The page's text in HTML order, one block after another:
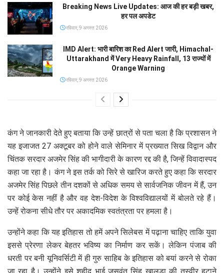
Breaking News Live Updates: आज की हर बड़ी खबर,
हर पल अपडेट
रविवार, 9 अगस्त 2026
IMD Alert: भारी बारिश का Red Alert जारी, Himachal-
Uttarakhand में Very Heavy Rainfall, 13 राज्यों में
Orange Warning
रविवार, 9 अगस्त 2026
कंग ने जानकारी देते हुए बताया कि उन्हें छात्रों से पता चला है कि प्रशासन ने
यह इजाजत 27 अक्टूबर को होने वाले सेमिनार में प्रख्यात सिख विद्वान और
चिंतक सरदार अजमेर सिंह की भागीदारी के कारण रद्द की है, जिन्हें विवादास्पद
कहा जा रहा है। कंग ने इस तर्क को सिरे से खारिज करते हुए कहा कि सरदार
अजमेर सिंह पिछले तीन दशकों से अधिक समय से सार्वजनिक जीवन में हैं, उन
पर कोई केस नहीं है और वह देश-विदेश के विश्वविद्यालयों में बोलते रहे हैं।
उन्हें रोकना सीधे तौर पर अकादमिक स्वतंत्रता पर हमला है।
उन्होंने कहा कि यह इतिहास तो हमें अपने सिलेबस में पढ़ाना चाहिए ताकि युवा
इससे प्रेरणा लेकर बेहतर भविष्य का निर्माण कर सकें। लेकिन पंजाब की
धरती पर बनी यूनिवर्सिटी में ही गुरु साहिब के इतिहास को बयां करने से रोका